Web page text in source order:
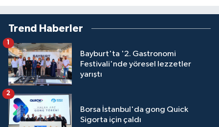
Trend Haberler
Bayburt'ta '2. Gastronomi
Festivali'nde yöresel lezzetler
yarıştı
1
Borsa İstanbul'da gong Quick
Sigorta için çaldı
2